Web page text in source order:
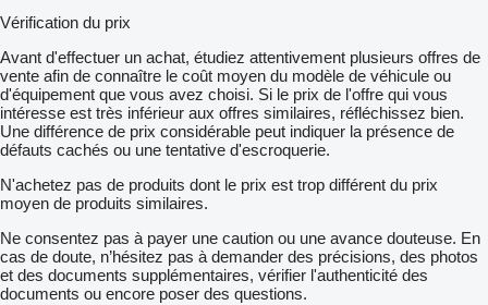
Vérification du prix
Avant d'effectuer un achat, étudiez attentivement plusieurs offres de
vente afin de connaître le coût moyen du modèle de véhicule ou
d'équipement que vous avez choisi. Si le prix de l'offre qui vous
intéresse est très inférieur aux offres similaires, réfléchissez bien.
Une différence de prix considérable peut indiquer la présence de
défauts cachés ou une tentative d'escroquerie.
N'achetez pas de produits dont le prix est trop différent du prix
moyen de produits similaires.
Ne consentez pas à payer une caution ou une avance douteuse. En
cas de doute, n’hésitez pas à demander des précisions, des photos
et des documents supplémentaires, vérifier l'authenticité des
documents ou encore poser des questions.